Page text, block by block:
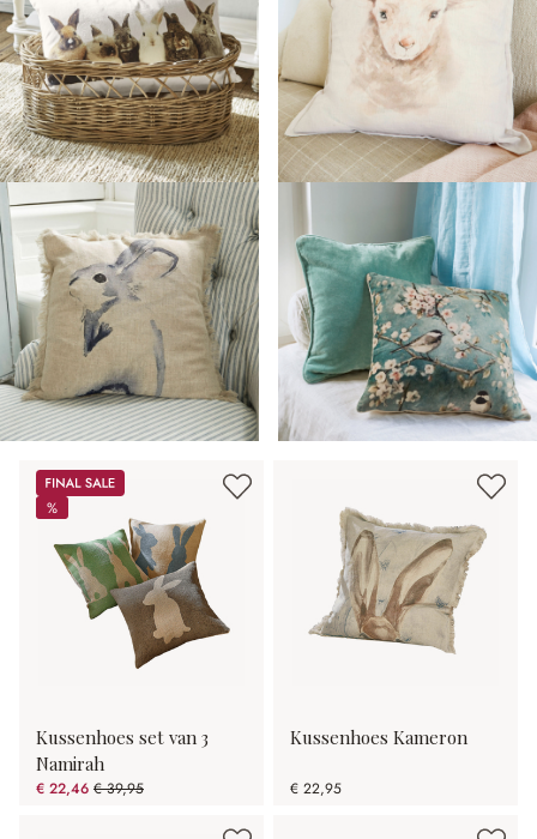
Sale
%
%
Kussenhoes set van 3
Namirah
€ 22,46 € 39,95
(43.78% gespart)
Kussenhoes Kameron
€ 22,95